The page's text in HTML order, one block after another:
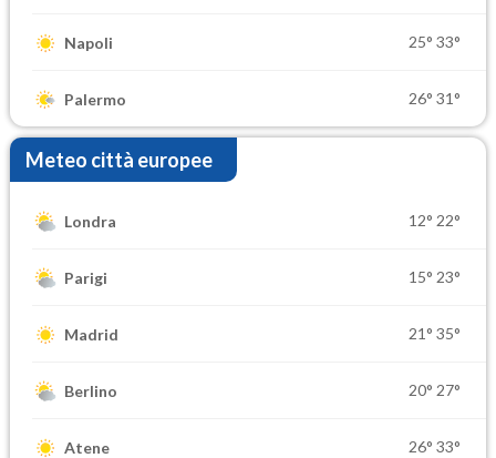
Napoli 25° 33°
Palermo 26° 31°
Meteo città europee
Londra 12° 22°
Parigi 15° 23°
Madrid 21° 35°
Berlino 20° 27°
Atene 26° 33°